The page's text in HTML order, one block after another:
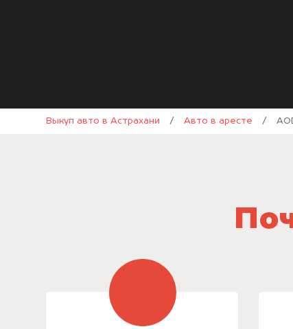
Выкуп авто в Астрахани / Авто в аресте /